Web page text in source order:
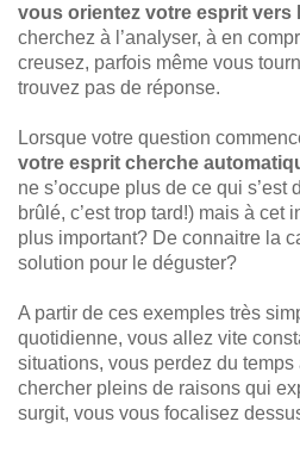
vous orientez votre esprit vers
cherchez à l’analyser, à en
creusez, parfois même vous
trouvez pas de réponse.
Lorsque votre question
votre esprit cherche
ne s’occupe plus de ce qui s’est
brûlé, c’est trop tard!) mais à cet
plus important? De connaitre la
solution pour le déguster?
A partir de ces exemples très
quotidienne, vous allez vite
situations, vous perdez du temps
chercher pleins de raisons qui
surgit, vous vous focalisez